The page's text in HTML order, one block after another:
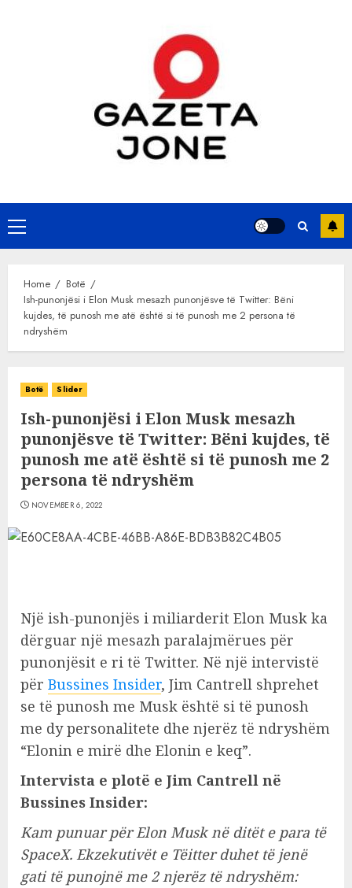
Primary
Menu
Home
Botë
Ish-punonjësi i Elon Musk mesazh punonjësve të Twitter: Bëni
kujdes, të punosh me atë është si të punosh me 2 persona të
ndryshëm
Botë Slider
Ish-punonjësi i Elon Musk mesazh
punonjësve të Twitter: Bëni kujdes, të
punosh me atë është si të punosh me 2
persona të ndryshëm
NOVEMBER 6, 2022
Një ish-punonjës i miliarderit Elon Musk ka
dërguar një mesazh paralajmërues për
punonjësit e ri të Twitter. Në një intervistë
për Bussines Insider, Jim Cantrell shprehet
se të punosh me Musk është si të punosh
me dy personalitete dhe njerëz të ndryshëm
“Elonin e mirë dhe Elonin e keq”.
Intervista e plotë e Jim Cantrell në
Bussines Insider:
Kam punuar për Elon Musk në ditët e para të
SpaceX. Ekzekutivët e Tëitter duhet të jenë
gati të punojnë me 2 njerëz të ndryshëm: